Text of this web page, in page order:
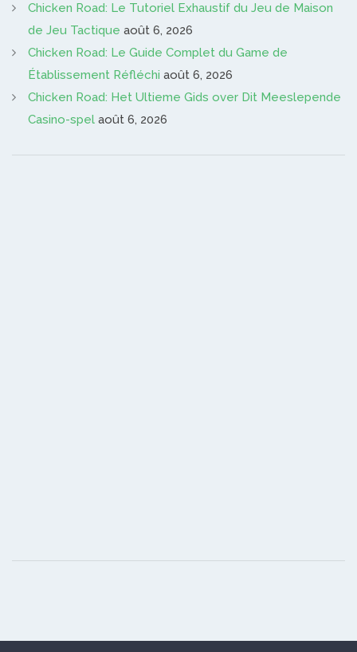
Chicken Road: Le Tutoriel Exhaustif du Jeu de Maison
de Jeu Tactique août 6, 2026
Chicken Road: Le Guide Complet du Game de
Établissement Réfléchi août 6, 2026
Chicken Road: Het Ultieme Gids over Dit Meeslepende
Casino-spel août 6, 2026